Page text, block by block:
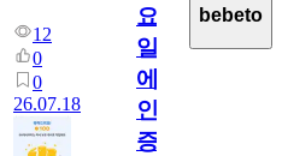
12
0
0
26.07.18
요
일
에
인
증
bebeto